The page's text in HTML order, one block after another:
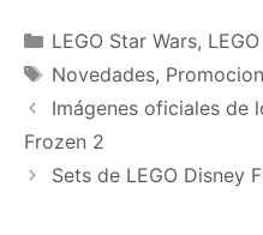
Categories
LEGO Star Wars,
Tags
Novedades,
Imágenes oficiales de
Frozen 2
Sets de LEGO Disney